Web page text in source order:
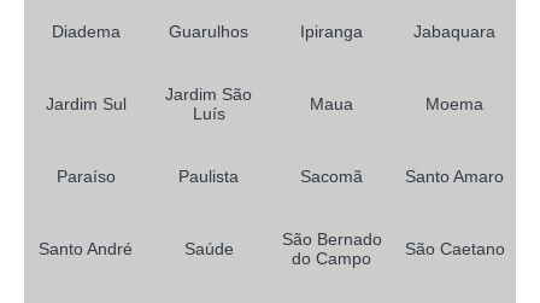
aula de reciclar cnh Vila Vermelha
cursos reciclar cnh suspensa Sapopemba
curso de reciclagem de cnh Vila da Saúde
Diadema Guarulhos Ipiranga Jabaquara
Jardim Sul
Jardim São
Luís
Maua Moema
Paraíso Paulista Sacomã Santo Amaro
Santo André Saúde
São Bernado
do Campo
São Caetano